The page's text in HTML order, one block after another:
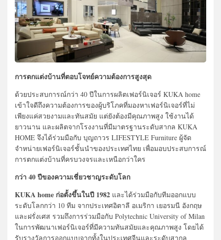
การตกแต่งบ้านที่ตอบโจทย์ความต้องการสูงสุด
ด้วยประสบการณ์กว่า 40 ปีในการผลิตเฟอร์นิเจอร์ KUKA home
เข้าใจดีถึงความต้องการของผู้บริโภคที่มองหาเฟอร์นิเจอร์ที่ไม่
เพียงแค่สวยงามและทันสมัย แต่ยังต้องมีคุณภาพสูง ใช้งานได้
ยาวนาน และผลิตจากโรงงานที่มีมาตรฐานระดับสากล KUKA
HOME จึงได้ร่วมมือกับ บุญถาวร LIFESTYLE Furniture ผู้จัด
จำหน่ายเฟอร์นิเจอร์ชั้นนำของประเทศไทย เพื่อมอบประสบการณ์
การตกแต่งบ้านที่ครบวงจรและเหนือกว่าใคร
กว่า 40 ปีของความเชี่ยวชาญระดับโลก
KUKA home ก่อตั้งขึ้นในปี 1982 และได้ร่วมมือกับทีมออกแบบ
ระดับโลกกว่า 10 ทีม จากประเทศอิตาลี อเมริกา เยอรมนี อังกฤษ
และฝรั่งเศส รวมถึงการร่วมมือกับ Polytechnic University of Milan
ในการพัฒนาเฟอร์นิเจอร์ที่มีความทันสมัยและคุณภาพสูง โดยได้
รับรางวัลการออกแบบจากทั้งในประเทศจีนและระดับสากล